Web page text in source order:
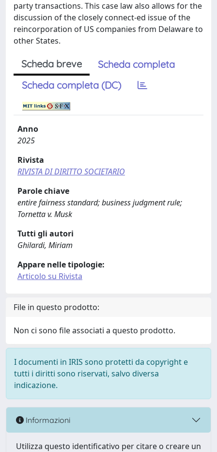
party transactions. This case law also allows for the
discussion of the closely connect-ed issue of the
reincorporation of US companies from Delaware to
other States.
Scheda breve
Scheda completa
Scheda completa (DC)
Anno
2025
Rivista
RIVISTA DI DIRITTO SOCIETARIO
Parole chiave
entire fairness standard; business judgment rule;
Tornetta v. Musk
Tutti gli autori
Ghilardi, Miriam
Appare nelle tipologie:
Articolo su Rivista
File in questo prodotto:
Non ci sono file associati a questo prodotto.
I documenti in IRIS sono protetti da copyright e
tutti i diritti sono riservati, salvo diversa
indicazione.
Informazioni
Utilizza questo identificativo per citare o creare un